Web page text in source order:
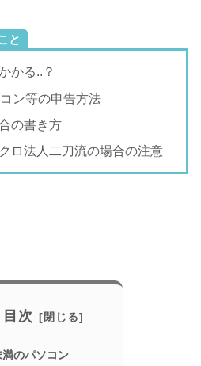
と
かる..？
ン等の申告方法
の書き方
ロ法人二刀流の場合の注意
目次
のパソコン